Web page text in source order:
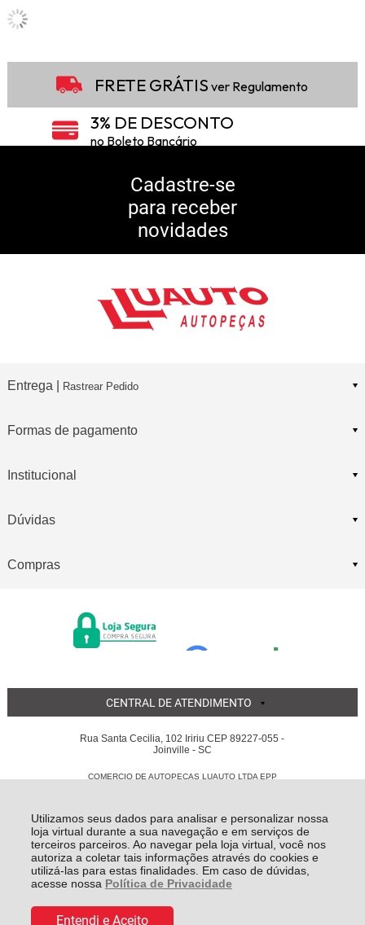
Utilizamos seus dados para analisar e personalizar nossa
loja virtual durante a sua navegação e em serviços de
terceiros parceiros. Ao navegar pela loja virtual, você nos
autoriza a coletar tais informações através do cookies e
utilizá-las para estas finalidades. Em caso de dúvidas,
acesse nossa Política de Privacidade
Entendi e Aceito
FRETE GRÁTIS ver Regulamento
3% DE DESCONTO
no Boleto Bancário
5% DE DESCONTO
10% DE CASHBACK
Consulte Regulamento
Cadastre-se
para receber
novidades
Entrega | Rastrear Pedido
Formas de pagamento
Institucional
Dúvidas
Compras
CENTRAL DE ATENDIMENTO
Rua Santa Cecilia, 102 Iririu CEP 89227-055 -
Joinville - SC
COMERCIO DE AUTOPECAS LUAUTO LTDA EPP
R$ 65,00Por: R$ 63,75